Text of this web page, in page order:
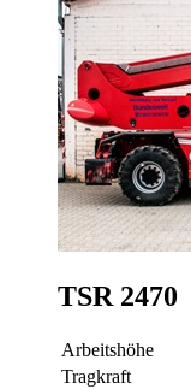
TSR 2470
Arbeitshöhe
Tragkraft